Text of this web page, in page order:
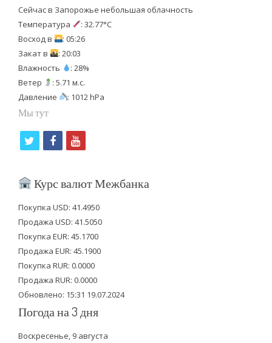
Сейчас в Запорожье небольшая облачность
Температура
: 32.77°C
Восход в
: 05:26
Закат в
: 20:03
Влажность
: 28%
Ветер
: 5.71 м.с.
Давление
: 1012 hPa
Мы тут
i
t
e
r
f
c
b
o
o
k
y
u
u
b
e
Курс валют Межбанка
Покупка USD: 41.4950
Продажа USD: 41.5050
Покупка EUR: 45.1700
Продажа EUR: 45.1900
Покупка RUR: 0.0000
Продажа RUR: 0.0000
Обновлено: 15:31 19.07.2024
Погода на 3 дня
Воскресенье, 9 августа